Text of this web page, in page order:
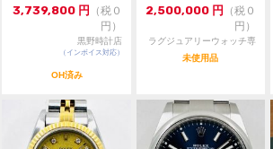
3,739,800 円 （税０
円）
黒野時計店
（インボイス対応）
OH済み
2,500,000 円 （税０
円）
ラグジュアリーウォッチ専
門店：R/M
未使用品